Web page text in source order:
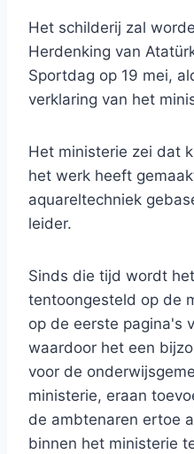
Het schilderij zal
Herdenking van
Sportdag op 19 mei,
verklaring van het
Het ministerie zei dat
het werk heeft
aquareltechniek
leider.
Sinds die tijd wordt
tentoongesteld op de
op de eerste pagina's
waardoor het een
voor de
ministerie, eraan
de ambtenaren ertoe
binnen het ministerie